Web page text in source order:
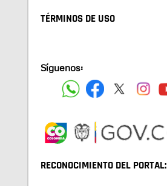
TÉRMINOS DE USO
Síguenos:
RECONOCIMIENTO DEL PORTAL: